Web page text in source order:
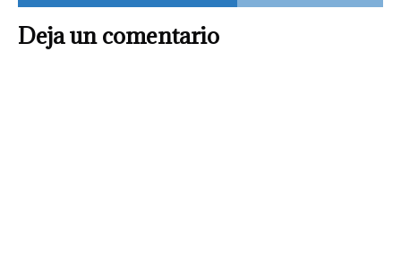
Deja un comentario